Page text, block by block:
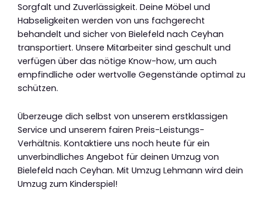
Sorgfalt und Zuverlässigkeit. Deine Möbel und
Habseligkeiten werden von uns fachgerecht
behandelt und sicher von Bielefeld nach Ceyhan
transportiert. Unsere Mitarbeiter sind geschult und
verfügen über das nötige Know-how, um auch
empfindliche oder wertvolle Gegenstände optimal zu
schützen.
Überzeuge dich selbst von unserem erstklassigen
Service und unserem fairen Preis-Leistungs-
Verhältnis. Kontaktiere uns noch heute für ein
unverbindliches Angebot für deinen Umzug von
Bielefeld nach Ceyhan. Mit Umzug Lehmann wird dein
Umzug zum Kinderspiel!